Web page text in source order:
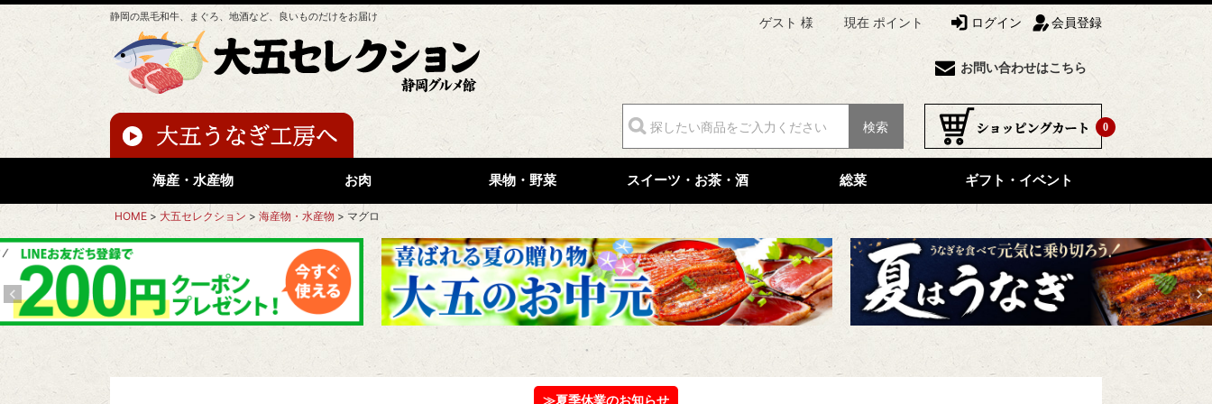
静岡の黒毛和牛、まぐろ、地酒など、良いものだけをお届け ゲスト 様 現在 ポイント ログイン 会員登録
お問い合わせはこちら
0
検索
海産・水産物 お肉 果物・野菜 スイーツ・お茶・酒 総菜 ギフト・イベント
HOME 大五セレクション 海産物・水産物 マグロ
≫夏季休業のお知らせ